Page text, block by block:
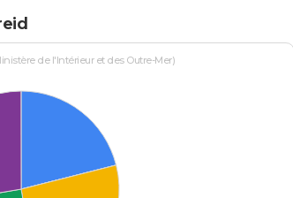
de l'Intérieur et des Outre-Mer)